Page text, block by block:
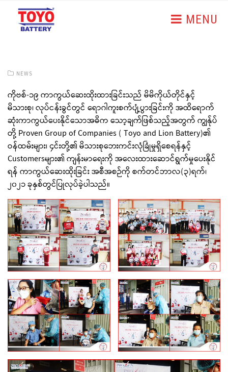
MENU
NEWS
ကိုဗစ်-၁၉ ကာကွယ်ဆေးထိုးထားခြင်းသည် မိမိကိုယ်တိုင်နှင့်
မိသားစု၊ လုပ်ငန်းခွင်တွင် ရောဂါကူးစက်ပျံ့ပွားခြင်းကို အထိရောက်
ဆုံးကာကွယ်ပေးနိုင်သောအဓိက သော့ချက်ဖြစ်သည့်အတွက် ကျွန်ုပ်
တို့ Proven Group of Companies ( Toyo and Lion Battery)၏
ဝန်ထမ်းများ၊ ၄င်းတို့၏ မိသားစုဘေးကင်းလုံခြုံမှုရှိစေရန်နှင့်
Customersများ၏ ကျန်းမာရေးကို အလေးထားဆောင်ရွက်မှုပေးနိုင်
ရန် ကာကွယ်ဆေးထိုးခြင်း အစီအစဉ်ကို စက်တင်ဘာလ(၃)ရက်၊
၂၀၂၁ ခုနှစ်တွင်ပြုလုပ်ခဲ့ပါသည်။